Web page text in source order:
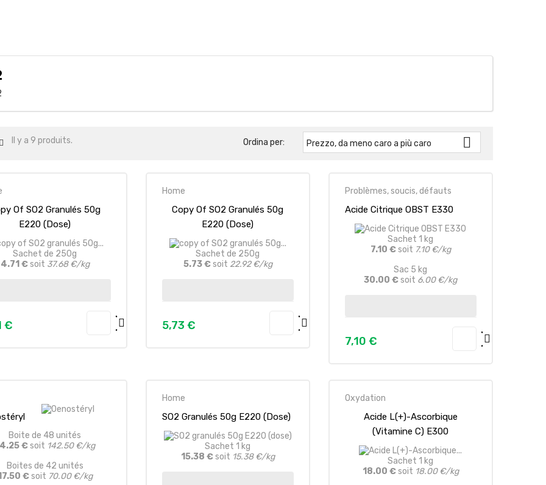
Il y a 9 produits. Ordina per: Prezzo, da meno caro a più caro 
Of SO2 Granulés 50g
E220 (dose)
Sachet de 250g
4.71 €soit 37.68 €/kg
€
Home
Copy Of SO2 Granulés 50g
E220 (dose)
Sachet de 250g
5.73 €soit 22.92 €/kg
Prezzo
5,73 €
Problèmes, soucis, défauts
Acide Citrique OBST E330
Sachet 1 kg
7.10 €soit 7.10 €/kg
Sac 5 kg
30.00 €soit 6.00 €/kg
Prezzo
7,10 €
Boite de 48 unités
€soit 142.50 €/kg
Boites de 42 unités
€soit 70.00 €/kg
Home
SO2 Granulés 50g E220 (dose)
Sachet 1 kg
15.38 €soit 15.38 €/kg
Oxydation
Acide L(+)-Ascorbique
(Vitamine C) E300
Sachet 1 kg
18.00 €soit 18.00 €/kg